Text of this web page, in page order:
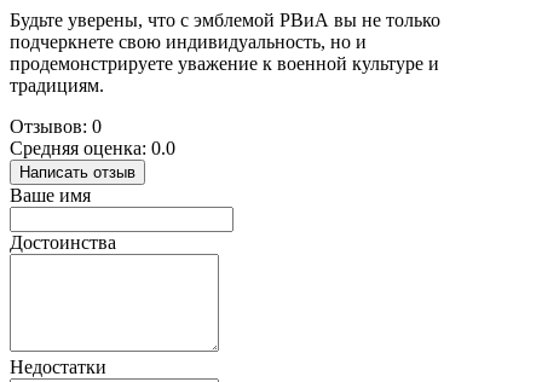
Будьте уверены, что с эмблемой РВиА вы не только
подчеркнете свою индивидуальность, но и
продемонстрируете уважение к военной культуре и
традициям.
Отзывов: 0
Средняя оценка: 0.0
Написать отзыв
Ваше имя
Достоинства
Недостатки